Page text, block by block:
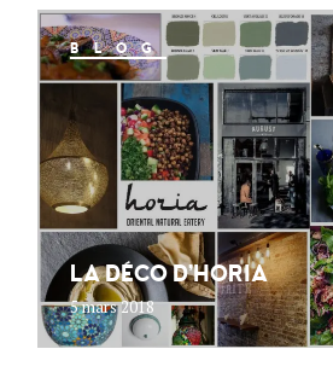
BLOG
LA DÉCO D’HORIA
5 mars 2018